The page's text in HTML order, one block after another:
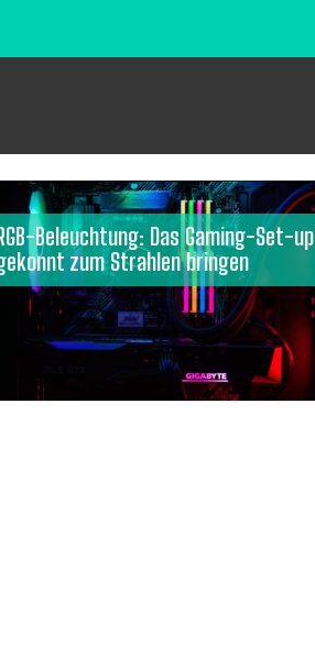
Beleuchtung: Das Gaming-Set-up
zum Strahlen bringen